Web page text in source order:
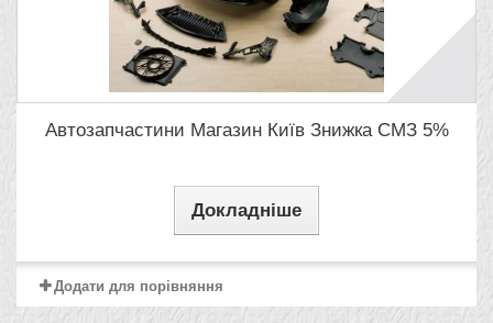
Автозапчастини Магазин Київ Знижка СМЗ 5%
Докладніше
Додати для порівняння